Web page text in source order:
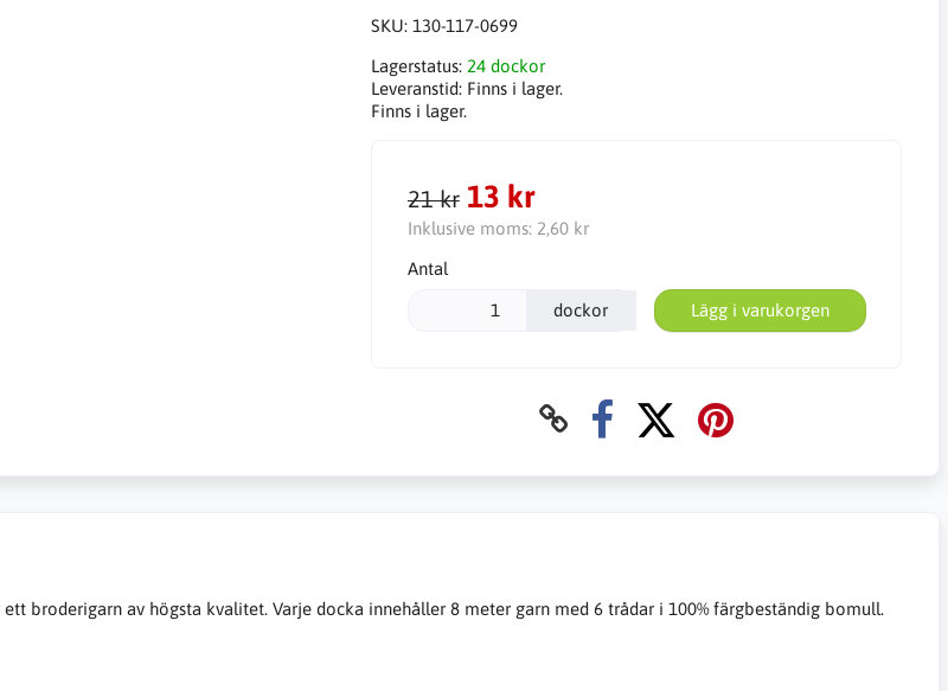
SKU: 130-117-0699
Lagerstatus: 24 dockor
Leveranstid: Finns i lager.
Finns i lager.
21 kr 13 kr
Inklusive moms: 2,60 kr
Antal
dockor Lägg i varukorgen
broderigarn av högsta kvalitet. Varje docka innehåller 8 meter garn med 6 trådar i 100% färgbeständig bomull.